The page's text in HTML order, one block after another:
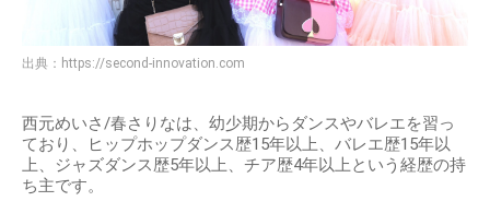
出典： https://second-innovation.com
西元めいさ/春さりなは、幼少期からダンスやバレエを習っ
ており、ヒップホップダンス歴15年以上、バレエ歴15年以
上、ジャズダンス歴5年以上、チア歴4年以上という経歴の持
ち主です。